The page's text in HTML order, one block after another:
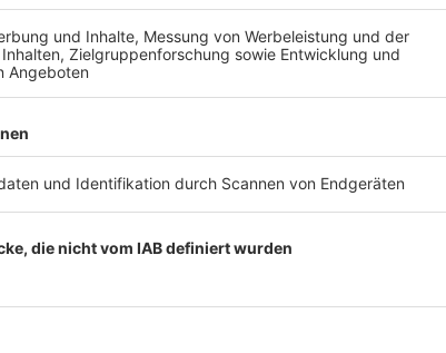
der Aufzucht der Kleinen zusammen.